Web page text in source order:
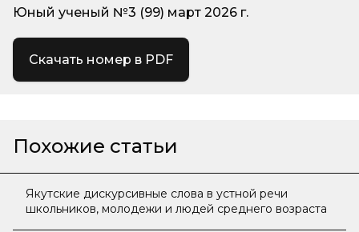
Юный ученый №3 (99) март 2026 г.
Скачать номер в PDF
Похожие статьи
Якутские дискурсивные слова в устной речи
школьников, молодежи и людей среднего возраста